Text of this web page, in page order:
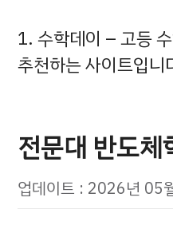
1. 수학데이 – 고등
추천하는 사이트입
전문대 반도
업데이트 : 2026년 05